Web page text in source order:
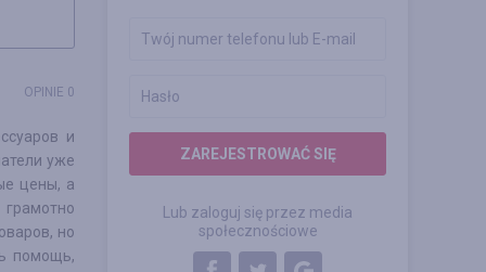
ZAREJESTROWAĆ SIĘ
Lub zaloguj się przez media
społecznościowe
OPINIE 0
и
уже
цены, а
но
помощь,